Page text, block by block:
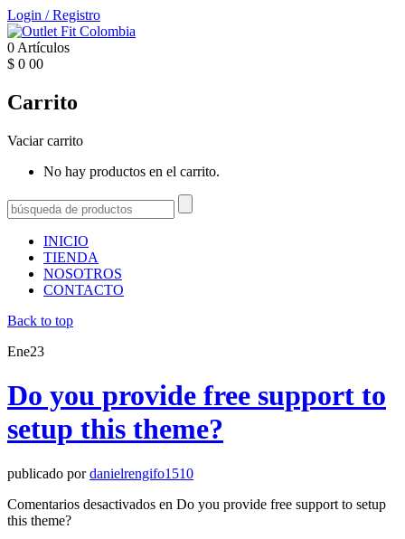
Login /Registro
0 Artículos
$ 0 00
Carrito
Vaciar carrito
No hay productos en el carrito.
INICIO
TIENDA
NOSOTROS
CONTACTO
Back to top
Ene23
Do you provide free support to
setup this theme?
publicado pordanielrengifo1510
Comentarios desactivados en Do you provide free support to setup
this theme?